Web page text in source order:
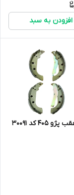
افزودن به سبد
لنت ترمز عقب پژو 405 کد 30091